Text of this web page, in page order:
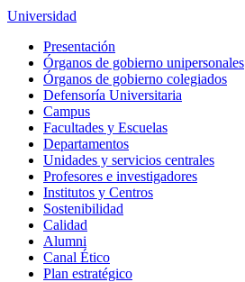
Universidad
Presentación
Órganos de gobierno unipersonales
Órganos de gobierno colegiados
Defensoría Universitaria
Campus
Facultades y Escuelas
Departamentos
Unidades y servicios centrales
Profesores e investigadores
Institutos y Centros
Sostenibilidad
Calidad
Alumni
Canal Ético
Plan estratégico